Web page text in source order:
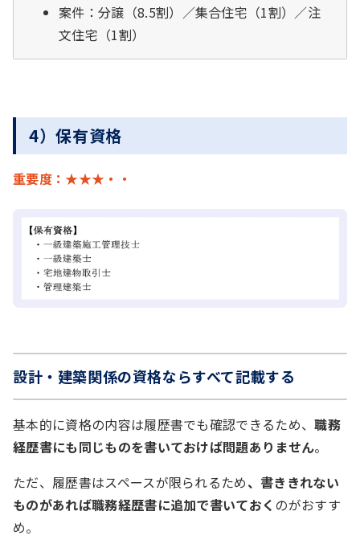
案件：分譲（8.5割）／集合住宅（1割）／注
文住宅（1割）
4）保有資格
重要度：★★★・・
設計・建築関係の資格ならすべて記載する
基本的に資格の内容は履歴書でも確認できるため、職務
経歴書にも同じものを書いておけば問題ありません。
ただ、履歴書はスペースが限られるため、書ききれない
ものがあれば職務経歴書に追加で書いておく のがおすす
め。